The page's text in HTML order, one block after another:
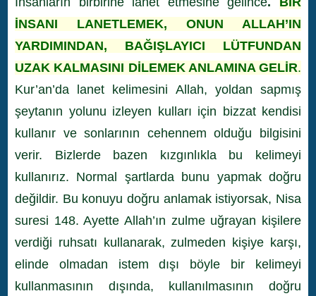
İNSANI LANETLEMEK, ONUN ALLAH’IN
YARDIMINDAN, BAĞIŞLAYICI LÜTFUNDAN
UZAK KALMASINI DİLEMEK ANLAMINA GELİR.
Kur’an’da lanet kelimesini Allah, yoldan sapmış
şeytanın yolunu izleyen kulları için bizzat kendisi
kullanır ve sonlarının cehennem olduğu bilgisini
verir. Bizlerde bazen kızgınlıkla bu kelimeyi
kullanırız. Normal şartlarda bunu yapmak doğru
değildir. Bu konuyu doğru anlamak istiyorsak, Nisa
suresi 148. Ayette Allah’ın zulme uğrayan kişilere
verdiği ruhsatı kullanarak, zulmeden kişiye karşı,
elinde olmadan istem dışı böyle bir kelimeyi
kullanmasının dışında, kullanılmasının doğru